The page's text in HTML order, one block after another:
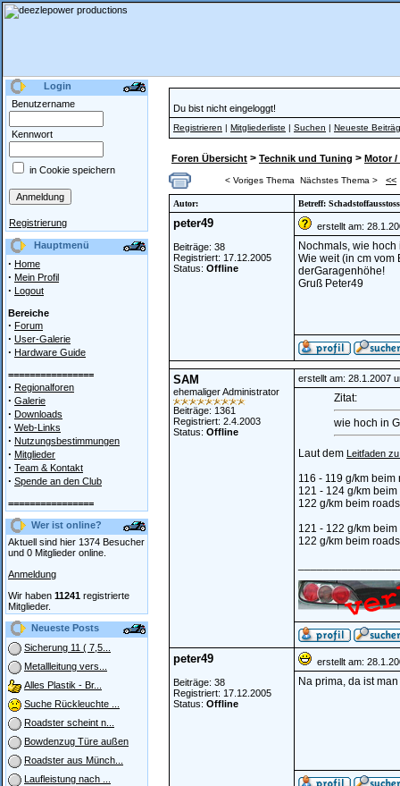
Login
Benutzername
Kennwort
in Cookie speichern
Registrierung
Hauptmenü
· Home
· Mein Profil
· Logout
Bereiche
· Forum
· User-Galerie
· Hardware Guide
================
· Regionalforen
· Galerie
· Downloads
· Web-Links
· Nutzungsbestimmungen
· Mitglieder
· Team & Kontakt
· Spende an den Club
================
Wer ist online?
Aktuell sind hier 1374 Besucher
und 0 Mitglieder online.
Anmeldung
Wir haben 11241 registrierte
Mitglieder.
Neueste Posts
Sicherung 11 ( 7,5...
Metallleitung vers...
Alles Plastik - Br...
Suche Rückleuchte ...
Roadster scheint n...
Bowdenzug Türe außen
Roadster aus Münch...
Laufleistung nach ...
Du bist nicht eingeloggt!
Registrieren | Mitgliederliste | Suchen | Neueste
Foren Übersicht > Technik und Tuning > Motor /
< Voriges Thema Nächstes Thema > <<
Autor: Betreff: Schadstoffausstoss
peter49
Beiträge: 38
Registriert: 17.12.2005
Status: Offline
erstellt am:
Nochmals, wie
Wie weit (in cm vom
derGaragenhöhe!
Gruß Peter49
SAM
ehemaliger Administrator
Beiträge: 1361
Registriert: 2.4.2003
Status: Offline
erstellt am: 28.1.2007
Zitat:
wie hoch in
Laut dem Leitfaden
116 - 119 g/km beim
121 - 124 g/km
122 g/km beim
121 - 122 g/km
122 g/km beim
peter49
Beiträge: 38
Registriert: 17.12.2005
Status: Offline
erstellt am:
Na prima, da ist